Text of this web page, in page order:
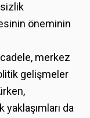
öneminin
merkez
gelişmeler
yaklaşımları da